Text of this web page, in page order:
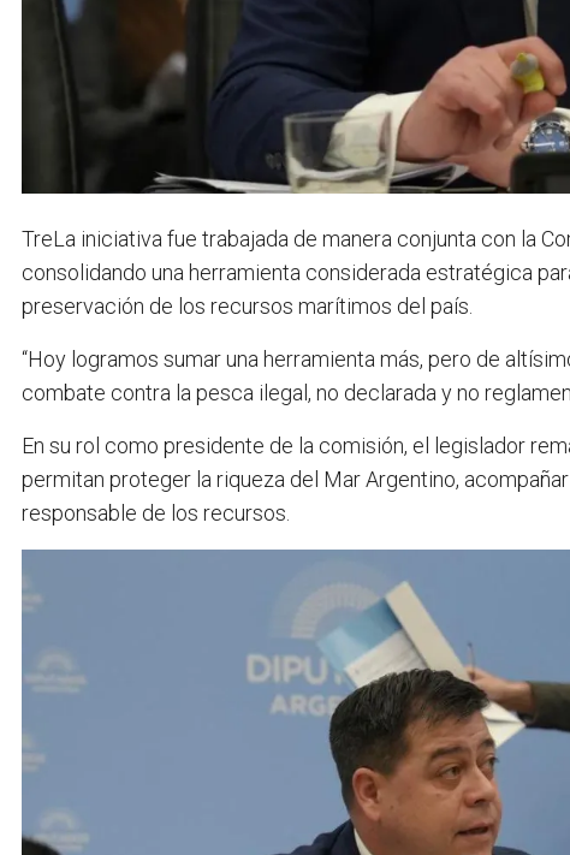
TreLa iniciativa fue trabajada de manera conjunta con la
consolidando una herramienta considerada estratégica
preservación de los recursos marítimos del país.
“Hoy logramos sumar una herramienta más, pero de
combate contra la pesca ilegal, no declarada y no
En su rol como presidente de la comisión, el legislador
permitan proteger la riqueza del Mar Argentino,
responsable de los recursos.